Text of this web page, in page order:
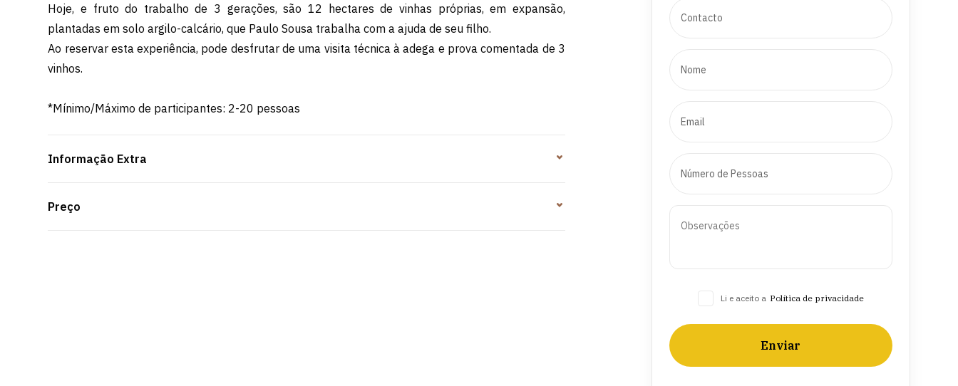
Hoje, e fruto do trabalho de 3 gerações, são 12 hectares de vinhas próprias, em expansão,
plantadas em solo argilo-calcário, que Paulo Sousa trabalha com a ajuda de seu filho.
Ao reservar esta experiência, pode desfrutar de uma visita técnica à adega e prova comentada de 3
vinhos.
*Mínimo/Máximo de participantes: 2-20 pessoas
Informação Extra
Preço
Li e aceito a Política de privacidade
Enviar